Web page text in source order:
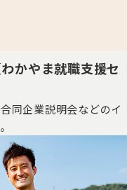
かやま就職支援セ
同企業説明会などのイ